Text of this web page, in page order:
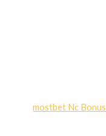
"mostbet Nc